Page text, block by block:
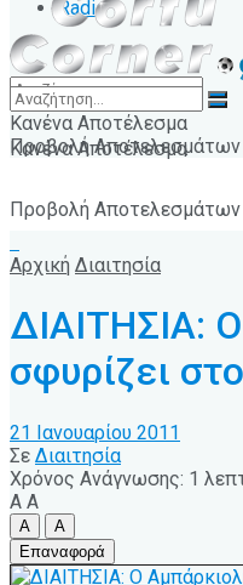
Radio
Κανένα Αποτέλεσμα
Προβολή Αποτελεσμάτων
Κανένα Αποτέλεσμα
Προβολή Αποτελεσμάτων
Αρχική Διαιτησία
ΔΙΑΙΤΗΣΙΑ:
σφυρίζει
21 Ιανουαρίου 2011
Σε Διαιτησία
Χρόνος Ανάγνωσης: 1
A A
A
A
Επαναφορά